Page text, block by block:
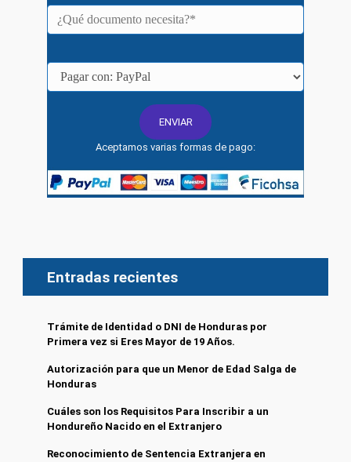
Aceptamos varias formas de pago:
Entradas recientes
Trámite de Identidad o DNI de Honduras por
Primera vez si Eres Mayor de 19 Años.
Autorización para que un Menor de Edad Salga de
Honduras
Cuáles son los Requisitos Para Inscribir a un
Hondureño Nacido en el Extranjero
Reconocimiento de Sentencia Extranjera en